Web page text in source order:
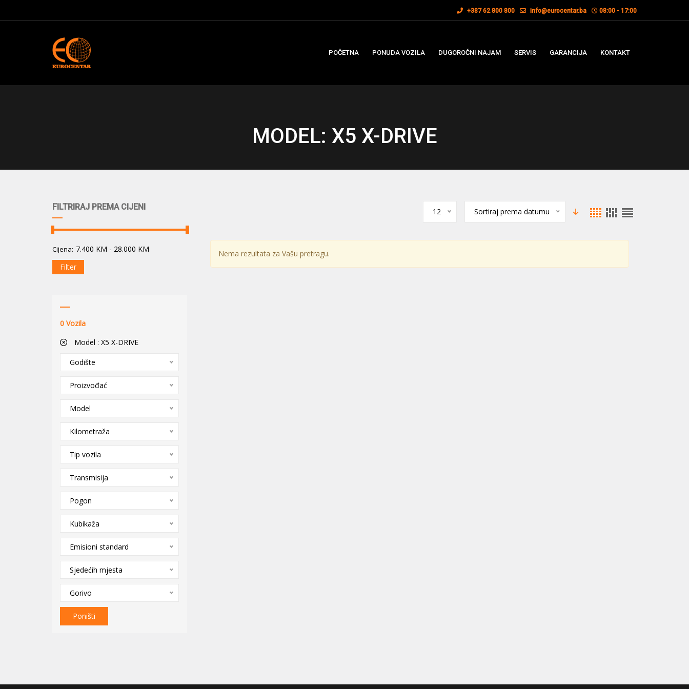
+387 62 800 800 info@eurocentar.ba 08:00 - 17:00
POČETNA PONUDA VOZILA DUGOROČNI NAJAM SERVIS GARANCIJA KONTAKT
MODEL: X5 X-DRIVE
FILTRIRAJ PREMA CIJENI
Cijena: 7.400 KM - 28.000 KM
Filter
0 Vozila
Model : X5 X-DRIVE
Godište
Proizvođać
Model
Kilometraža
Tip vozila
Transmisija
Pogon
Kubikaža
Emisioni standard
Sjedećih mjesta
Gorivo
Poništi
12 Sortiraj prema datumu
Nema rezultata za Vašu pretragu.